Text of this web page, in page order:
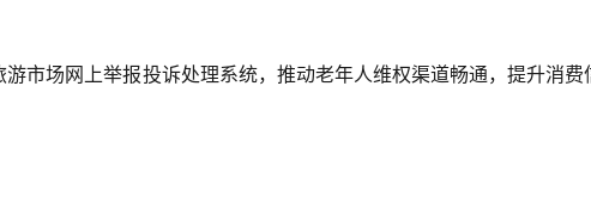
市场网上举报投诉处理系统，推动老年人维权渠道畅通，提升消费